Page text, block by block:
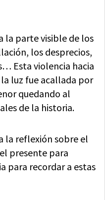
la parte visible de los
los desprecios,
Esta violencia hacia
la luz fue acallada por
quedando al
de la historia.
la reflexión sobre el
presente para
para recordar a estas